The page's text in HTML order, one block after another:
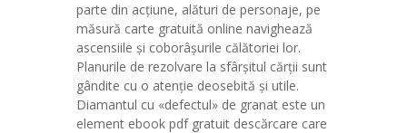
parte din acțiune, alături de personaje, pe
măsură carte gratuită online navighează
ascensiile și coborâșurile călătoriei lor.
Planurile de rezolvare la sfârșitul cărții sunt
gândite cu o atenție deosebită și utile.
Diamantul cu «defectul» de granat este un
element ebook pdf gratuit descărcare care